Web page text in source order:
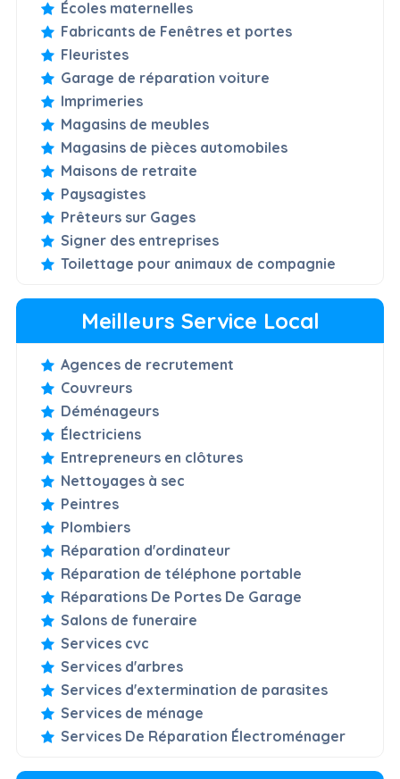
Écoles maternelles
Fabricants de Fenêtres et portes
Fleuristes
Garage de réparation voiture
Imprimeries
Magasins de meubles
Magasins de pièces automobiles
Maisons de retraite
Paysagistes
Prêteurs sur Gages
Signer des entreprises
Toilettage pour animaux de compagnie
Meilleurs Service Local
Agences de recrutement
Couvreurs
Déménageurs
Électriciens
Entrepreneurs en clôtures
Nettoyages à sec
Peintres
Plombiers
Réparation d'ordinateur
Réparation de téléphone portable
Réparations De Portes De Garage
Salons de funeraire
Services cvc
Services d'arbres
Services d'extermination de parasites
Services de ménage
Services De Réparation Électroménager